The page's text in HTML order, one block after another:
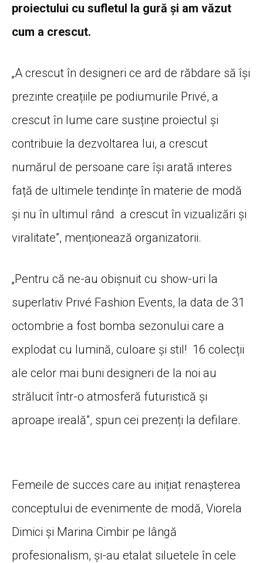
proiectului cu sufletul la gură și am văzut
cum a crescut.
„A crescut în designeri ce ard de răbdare să își
prezinte creațiile pe podiumurile Privé, a
crescut în lume care susține proiectul și
contribuie la dezvoltarea lui, a crescut
numărul de persoane care își arată interes
față de ultimele tendințe în materie de modă
și nu în ultimul rând a crescut în vizualizări și
viralitate”, menționează organizatorii.
„Pentru că ne-au obișnuit cu show-uri la
superlativ Privé Fashion Events, la data de 31
octombrie a fost bomba sezonului care a
explodat cu lumină, culoare și stil! 16 colecții
ale celor mai buni designeri de la noi au
strălucit într-o atmosferă futuristică și
aproape ireală”, spun cei prezenți la defilare.
Femeile de succes care au inițiat renașterea
conceptului de evenimente de modă, Viorela
Dimici și Marina Cimbir pe lângă
profesionalism, și-au etalat siluetele în cele